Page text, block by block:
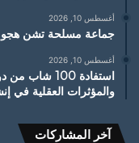
أغسطس 10, 2026
جماعة مسلحة تشن
أغسطس 10, 2026
استفادة 100
والمؤثرات العقلية في
آخر المشاركات